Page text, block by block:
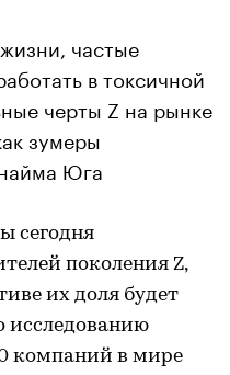
частые
в токсичной
черты Z на рынке
зумеры
Юга
сегодня
поколения Z,
их доля будет
исследованию
компаний в мире